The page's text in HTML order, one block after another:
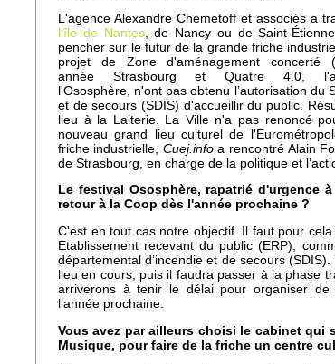
L'agence Alexandre Chemetoff et associés a
l'île de Nantes, de Nancy ou de Saint-
pencher sur le futur de la grande friche
projet de Zone d'aménagement concerté
année Strasbourg et Quatre 4.0,
l'Ososphère, n'ont pas obtenu l’autorisation du
et de secours (SDIS) d'accueillir du public.
lieu à la Laiterie. La Ville n'a pas renoncé
nouveau grand lieu culturel de
friche industrielle, Cuej.infoa rencontré Alain
de Strasbourg, en charge de la politique et
Le festival Ososphère, rapatrié d'urgence
retour à la Coop dès l'année prochaine ?
C'est en tout cas notre objectif. Il faut pour
Etablissement recevant du public (ERP),
départemental d’incendie et de secours
lieu en cours, puis il faudra passer à la phase
arriverons à tenir le délai pour organiser
l’année prochaine.
Vous avez par ailleurs choisi le cabinet qui
Musique, pour faire de la friche un centre